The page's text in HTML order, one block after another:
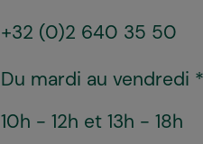
+32 (0)2 640 35 50
Du mardi au vendredi *
10h - 12h et 13h - 18h